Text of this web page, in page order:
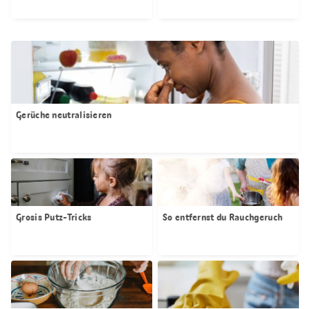
Gerüche neutralisieren
Grosis Putz-Tricks So entfernst du Rauchgeruch